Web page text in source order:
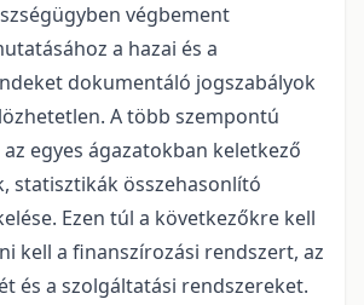
végbement
a hazai és a
dokumentáló jogszabályok
A több szempontú
egyes ágazatokban keletkező
statisztikák összehasonlító
Ezen túl a következőkre kell
kell a finanszírozási rendszert, az
és a szolgáltatási rendszereket.